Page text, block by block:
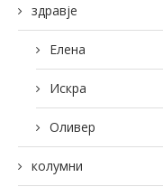
здравје
Елена
Искра
Оливер
колумни